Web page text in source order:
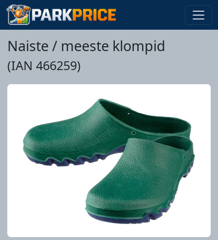
Naiste / meeste klompid
(IAN 466259)